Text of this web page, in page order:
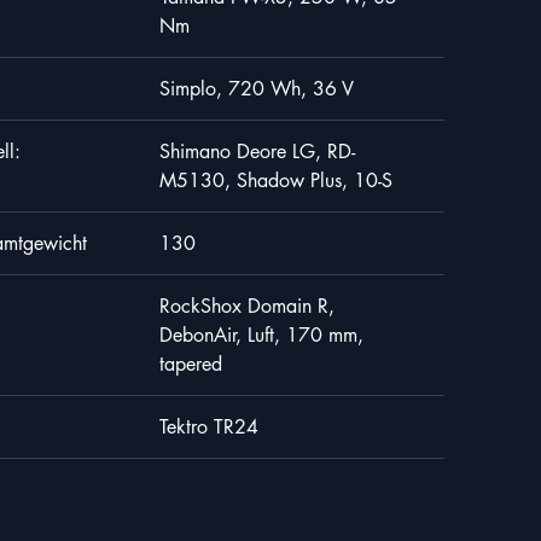
Nm
Simplo, 720 Wh, 36 V
Shimano Deore LG, RD-
M5130, Shadow Plus, 10-S
130
RockShox Domain R,
DebonAir, Luft, 170 mm,
tapered
Tektro TR24
zu, dass